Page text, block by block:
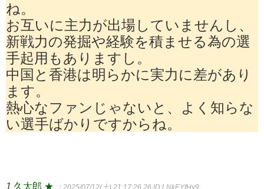
ね。
お互いに主力が出場していませんし、
新戦力の発掘や経験を積ませる為の選
手起用もありますし。
中国と香港は明らかに実力に差があり
ます。
熱心なファンじゃないと、よく知らな
い選手ばかりですからね。
1 久太郎 ★ ：2025/07/12(土) 21:17:26.26 ID:LNkEYfHy9